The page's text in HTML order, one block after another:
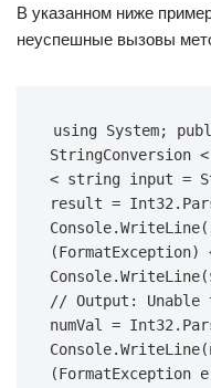
В указанном ниже
неуспешные вызовы
using System;
StringConversion
< string input =
result =
(FormatException)
// Output:
numVal =
(FormatException